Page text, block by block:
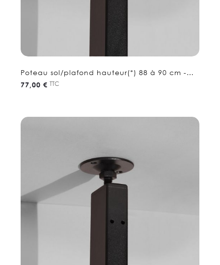
Poteau sol/plafond hauteur(*) 88 à 90 cm -
Etagere séparation
77,00 € TTC